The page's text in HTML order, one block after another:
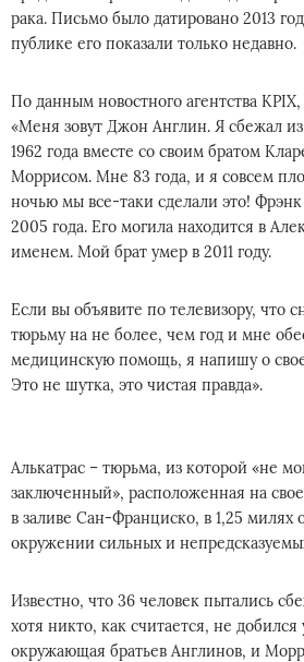
рака. Письмо было датировано 2013
публике его показали только недавно.
По данным новостного агентства
«Меня зовут Джон Англин. Я сбежал
1962 года вместе со своим братом
Моррисом. Мне 83 года, и я совсем
ночью мы все-таки сделали это! Фрэнк
2005 года. Его могила находится в
именем. Мой брат умер в 2011 году.
Если вы объявите по телевизору, что
тюрьму на не более, чем год и мне
медицинскую помощь, я напишу о
Это не шутка, это чистая правда».
Алькатрас – тюрьма, из которой «не
заключенный», расположенная на
в заливе Сан-Франциско, в 1,25 милях
окружении сильных и
Известно, что 36 человек пытались
хотя никто, как считается, не добился
окружающая братьев Англинов, и